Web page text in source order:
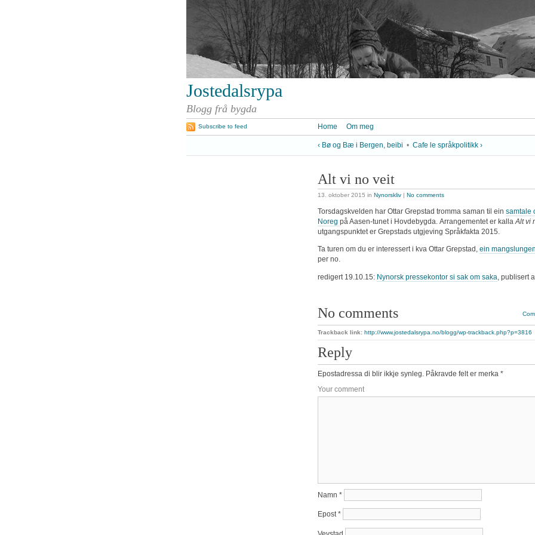
Jostedalsrypa
Blogg frå bygda
Home Om meg
Subscribe to feed
‹ Bø og Bæ i Bergen, beibi • Cafe le språkpolitikk ›
Alt vi no veit
13. oktober 2015 in Nynorskliv | No comments
Torsdagskvelden har Ottar Grepstad tromma saman til ein samtale
Noreg på Aasen-tunet i Hovdebygda. Arrangementet er kallaAlt vi
utgangspunktet er Grepstads utgjeving Språkfakta 2015.
Ta turen om du er interessert i kva Ottar Grepstad, ein
per no.
redigert 19.10.15: Nynorsk pressekontor si sak om saka , publisert
No comments
Trackback link: http://www.jostedalsrypa.no/blogg/wp-trackback.php?p=3816
Reply
Epostadressa di blir ikkje synleg. Påkravde felt er merka *
Your comment
Namn *
Epost*